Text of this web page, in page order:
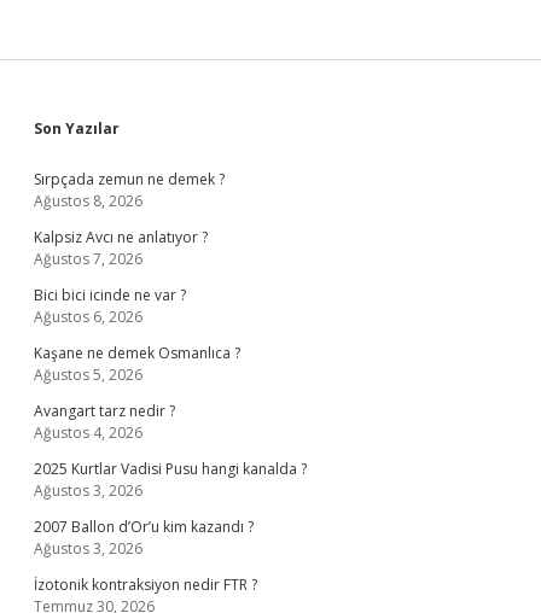
Sidebar
Son Yazılar
Sırpçada zemun ne demek ?
Ağustos 8, 2026
Kalpsiz Avcı ne anlatıyor ?
Ağustos 7, 2026
Bici bici icinde ne var ?
Ağustos 6, 2026
Kaşane ne demek Osmanlıca ?
Ağustos 5, 2026
Avangart tarz nedir ?
Ağustos 4, 2026
2025 Kurtlar Vadisi Pusu hangi kanalda ?
Ağustos 3, 2026
2007 Ballon d’Or’u kim kazandı ?
Ağustos 3, 2026
İzotonik kontraksiyon nedir FTR ?
Temmuz 30, 2026